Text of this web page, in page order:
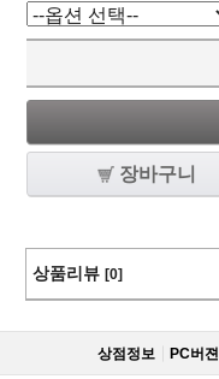
장바구니
상품리뷰 [0]
상점정보 PC버젼